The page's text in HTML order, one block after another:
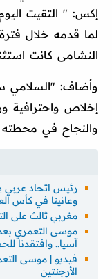
إكس: " التقيت
لما قدمه خلال
النشامى كانت
وأضاف: "السلامي
إخلاص واحترافية
والنجاح في محطته
رئيس اتحاد عربي
وعانينا في كأس
مغربي ثالث على
موسى التعمري
آسيا.. وافتقدنا
فيديو | موسى
الأرجنتين